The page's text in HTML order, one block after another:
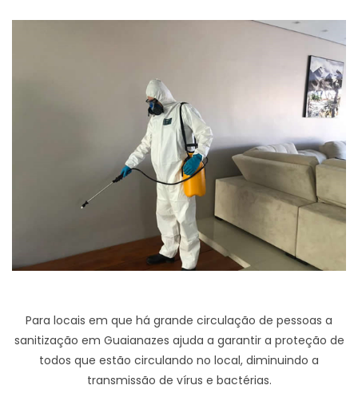
Para locais em que há grande circulação de pessoas a
sanitização em Guaianazes ajuda a garantir a proteção de
todos que estão circulando no local, diminuindo a
transmissão de vírus e bactérias.